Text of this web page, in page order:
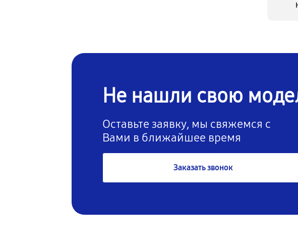
Не нашли свою
Оставьте заявку, мы свяжемся с
Вами в ближайшее время
Заказать звонок